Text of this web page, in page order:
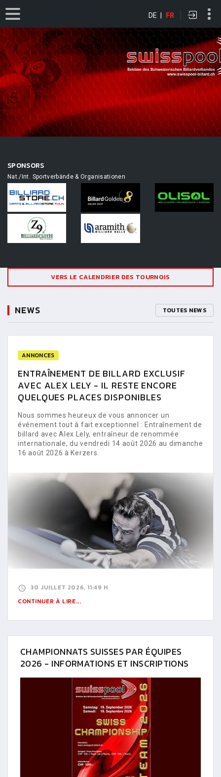
DE | FR
SPONSORS
Nat./Int. Sportverbände & Organisationen
VERS LE CALENDRIER DES TOURNOIS
NEWS TOUTES NEWS
ANNONCES
ENTRAÎNEMENT DE BILLARD EXCLUSIF
AVEC ALEX LELY - IL RESTE ENCORE
QUELQUES PLACES DISPONIBLES
Nous sommes heureux de vous annoncer un
événement tout à fait exceptionnel : Entraînement de
billard avec Alex Lely, entraîneur de renommée
internationale, du vendredi 14 août 2026 au dimanche
16 août 2026 à Kerzers.
30 JUILLET 2026, 11:49 H
CONTINUER À LIRE...
CHAMPIONNATS SUISSES PAR ÉQUIPES
2026 - INFORMATIONS ET INSCRIPTIONS